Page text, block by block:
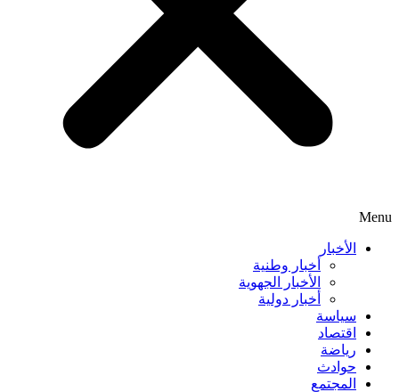
Menu
الأخبار
أخبار وطنية
الأخبار الجهوية
أخبار دولية
سياسة
اقتصاد
رياضة
حوادث
المجتمع